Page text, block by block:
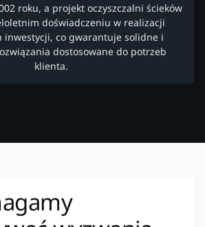
roku, a projekt oczyszczalni ścieków
doświadczeniu w realizacji
inwestycji, co gwarantuje solidne i
dostosowane do potrzeb
klienta.